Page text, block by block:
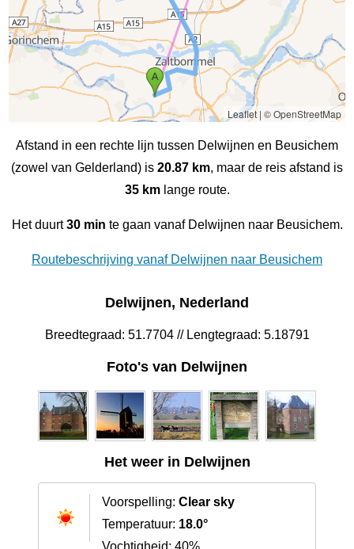
Leaflet| © OpenStreetMap
Afstand in een rechte lijn tussen Delwijnen en Beusichem
(zowel van Gelderland) is 20.87 km, maar de reis afstand is
35 kmlange route.
Het duurt30 min te gaan vanaf Delwijnen naar Beusichem.
Routebeschrijving vanaf Delwijnen naar Beusichem
Delwijnen, Nederland
Breedtegraad: 51.7704 // Lengtegraad: 5.18791
Foto's van Delwijnen
Het weer in Delwijnen
Voorspelling: Clear sky
Temperatuur: 18.0°